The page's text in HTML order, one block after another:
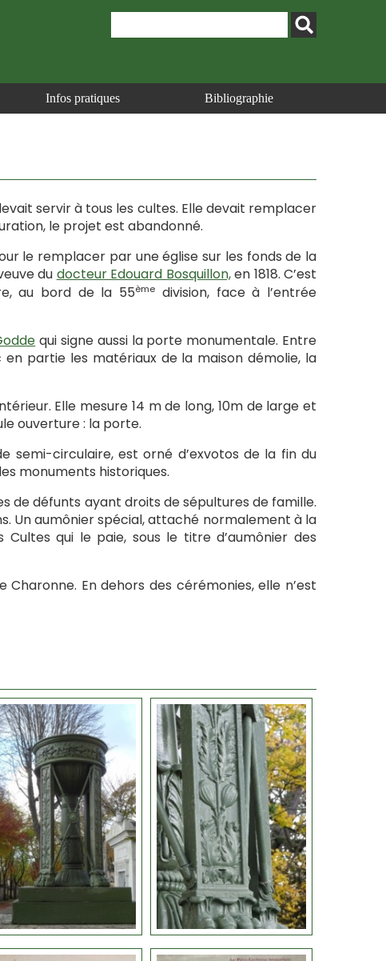
Infos pratiques Bibliographie
servir à tous les cultes. Elle devait remplacer
le projet est abandonné.
le remplacer par une église sur les fonds de la
du docteur Edouard Bosquillon,en 1818. C’est
au bord de la 55ème division, face à l’entrée
qui signe aussi la porte monumentale. Entre
en partie les matériaux de la maison démolie, la
Elle mesure 14 m de long, 10m de large et
ouverture : la porte.
semi-circulaire, est orné d’exvotos de la fin du
monuments historiques.
de défunts ayant droits de sépultures de famille.
Un aumônier spécial, attaché normalement à la
Cultes qui le paie, sous le titre d’aumônier des
En dehors des cérémonies, elle n’est